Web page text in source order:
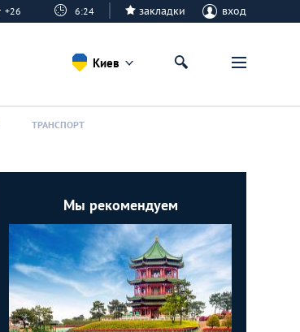
+26 6:24 закладки вход
Киев
ТРАНСПОРТ
Мы рекомендуем